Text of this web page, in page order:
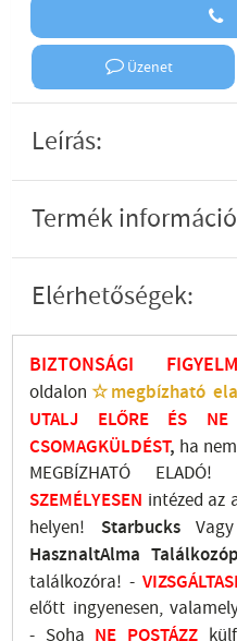
Üzenet
Leírás:
Termék
Elérhetőségek:
BIZTONSÁGI
oldalon ☆megbízható
UTALJ ELŐRE ÉS NE
CSOMAGKÜLDÉST, ha
MEGBÍZHATÓ
SZEMÉLYESEN intézed az
helyen! StarbucksVagy
HasznaltAlma
találkozóra! -
előtt ingyenesen,
NE POSTÁZZ